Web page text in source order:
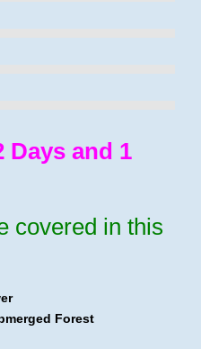
Days and 1
covered in this
Forest